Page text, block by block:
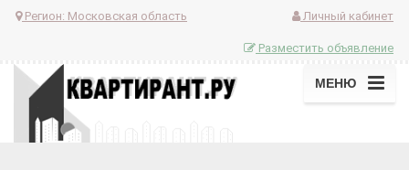
Регион: Московская область Личный кабинет
Разместить объявление
МЕНЮ